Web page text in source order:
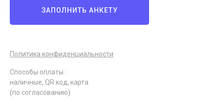
Политика конфиденциальности
ЗАПОЛНИТЬ АНКЕТУ
Способы оплаты :
наличные, QR код, карта
(по согласованию)